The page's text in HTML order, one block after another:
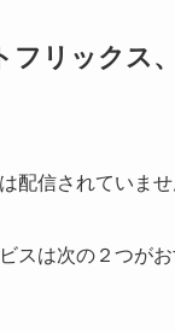
フリックス
配信されていませ
スは次の２つがお